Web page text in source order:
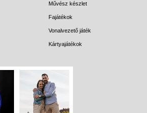
Művész készlet
Fajátékok
Vonalvezető játék
Kártyajátékok